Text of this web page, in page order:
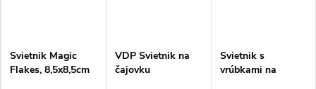
Svietnik Magic
Flakes, 8,5x8,5cm
VDP Svietnik na
čajovku
Svietnik s
vrúbkami na